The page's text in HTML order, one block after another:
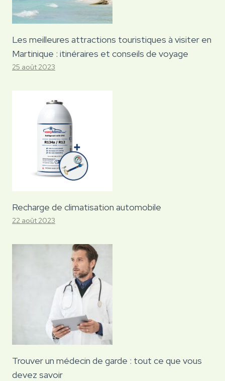
Les meilleures attractions touristiques à visiter en
Martinique : itinéraires et conseils de voyage
25 août 2023
Recharge de climatisation automobile
22 août 2023
Trouver un médecin de garde : tout ce que vous
devez savoir